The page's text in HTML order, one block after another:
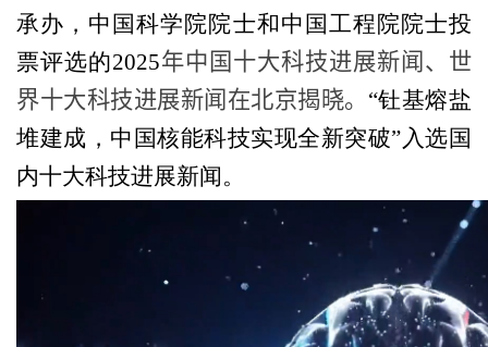
承办，中国科学院院士和中国工程院院士投
票评选的2025年中国十大科技进展新闻、世
界十大科技进展新闻在北京揭晓。 “钍基熔盐
堆建成，中国核能科技实现全新突破”入选国
内十大科技进展新闻。